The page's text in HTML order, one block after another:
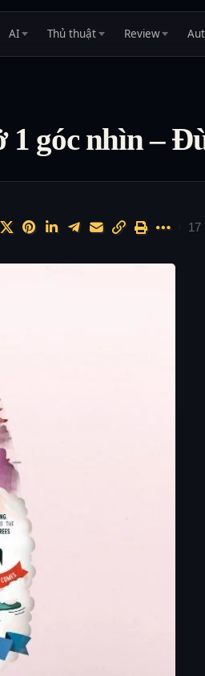
AI Thủ thuật Review
góc nhìn –
17